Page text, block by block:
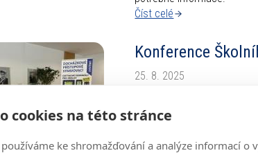
cookies na této stránce
ke shromažďování a analýze informací o
Číst celé
Konference
25. 8. 2025
Dne 21. srpna 2025 se
která se konala v